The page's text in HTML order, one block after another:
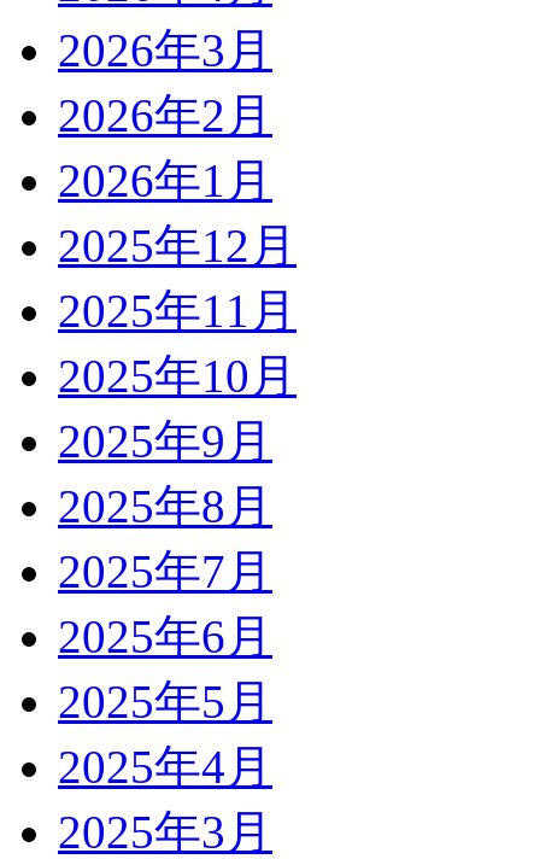
2026年3月
2026年2月
2026年1月
2025年12月
2025年11月
2025年10月
2025年9月
2025年8月
2025年7月
2025年6月
2025年5月
2025年4月
2025年3月